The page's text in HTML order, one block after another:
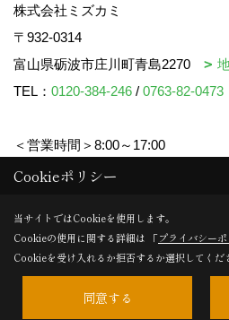
株式会社ミズカミ
〒932-0314
富山県砺波市庄川町青島2270
TEL： 0120-384-246 / 0763-82-0473
＜営業時間＞8:00～17:00
＜定休日＞水曜日・祝日
Copyright (c) mizukami. All Rights
Cookieポリシー
当サイトではCookieを使用します。
Cookieの使用に関する詳細は 「プライバシー
Cookieを受け入れるか拒否するか選択してくだ
同意する